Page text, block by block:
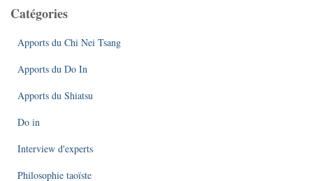
Catégories
Apports du Chi Nei Tsang
Apports du Do In
Apports du Shiatsu
Do in
Interview d'experts
Philosophie taoïste